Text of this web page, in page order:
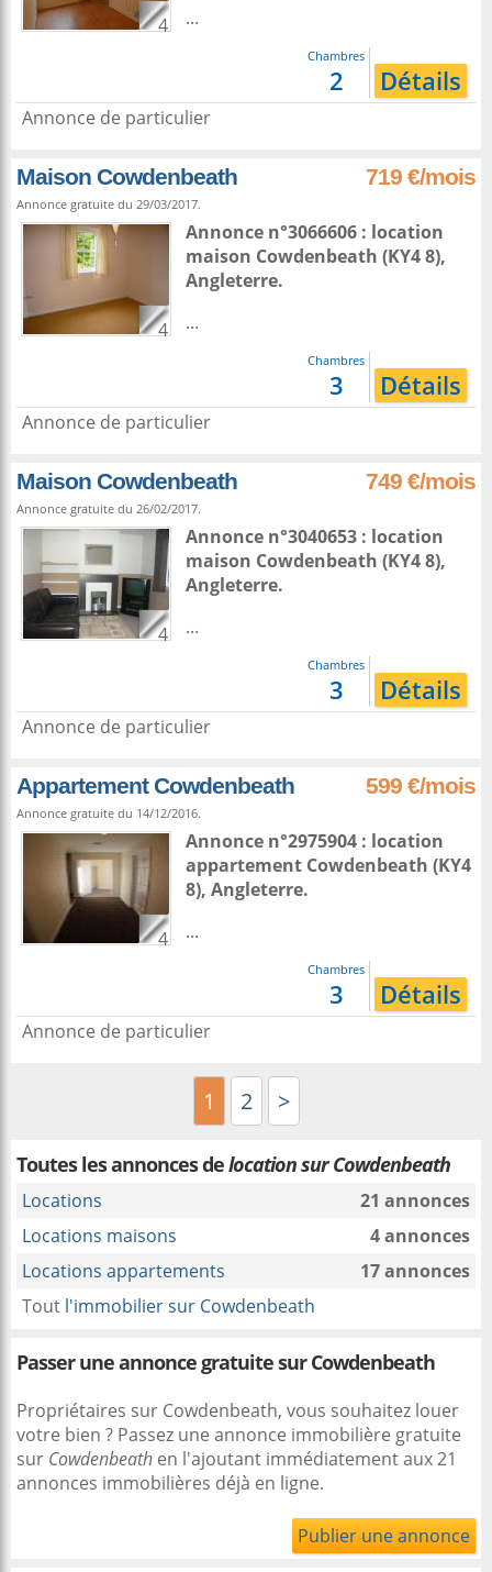
4
...
Chambres
2 Détails
Annonce de particulier
Maison Cowdenbeath 719 €/mois
Annonce gratuite du 29/03/2017.
4
Annonce n°3066606 : location
maison Cowdenbeath (KY4 8),
Angleterre.
...
Chambres
3 Détails
Annonce de particulier
Maison Cowdenbeath 749 €/mois
Annonce gratuite du 26/02/2017.
4
Annonce n°3040653 : location
maison Cowdenbeath (KY4 8),
Angleterre.
...
Chambres
3 Détails
Annonce de particulier
Appartement Cowdenbeath 599 €/mois
Annonce gratuite du 14/12/2016.
4
Annonce n°2975904 : location
appartement Cowdenbeath (KY4
8), Angleterre.
...
Chambres
3 Détails
Annonce de particulier
1 2 >
Toutes les annonces delocation sur Cowdenbeath
Locations
21 annonces
Locations maisons
4 annonces
Locations appartements
17 annonces
Tout l'immobilier sur Cowdenbeath
Passer une annonce gratuite sur Cowdenbeath
Propriétaires sur Cowdenbeath, vous souhaitez louer
votre bien ? Passez une annonce immobilière gratuite
sur Cowdenbeath en l'ajoutant immédiatement aux 21
annonces immobilières déjà en ligne.
Publier une annonce